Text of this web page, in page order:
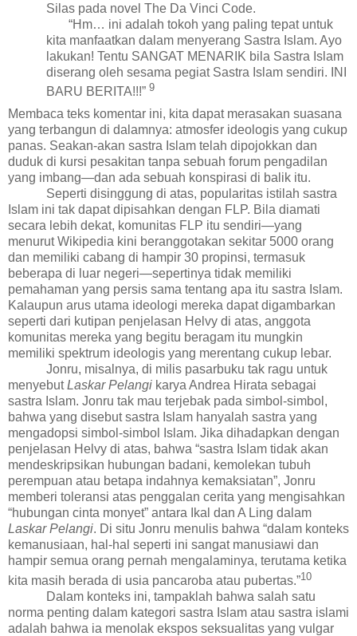
Silas pada novel The Da Vinci Code.
“Hm… ini adalah tokoh yang paling tepat untuk
kita manfaatkan dalam menyerang Sastra Islam. Ayo
lakukan! Tentu SANGAT MENARIK bila Sastra Islam
diserang oleh sesama pegiat Sastra Islam sendiri. INI
BARU BERITA!!!” 9
Membaca teks komentar ini, kita dapat merasakan suasana
yang terbangun di dalamnya: atmosfer ideologis yang cukup
panas. Seakan-akan sastra Islam telah dipojokkan dan
duduk di kursi pesakitan tanpa sebuah forum pengadilan
yang imbang—dan ada sebuah konspirasi di balik itu.
Seperti disinggung di atas, popularitas istilah sastra
Islam ini tak dapat dipisahkan dengan FLP. Bila diamati
secara lebih dekat, komunitas FLP itu sendiri—yang
menurut Wikipedia kini beranggotakan sekitar 5000 orang
dan memiliki cabang di hampir 30 propinsi, termasuk
beberapa di luar negeri—sepertinya tidak memiliki
pemahaman yang persis sama tentang apa itu sastra Islam.
Kalaupun arus utama ideologi mereka dapat digambarkan
seperti dari kutipan penjelasan Helvy di atas, anggota
komunitas mereka yang begitu beragam itu mungkin
memiliki spektrum ideologis yang merentang cukup lebar.
Jonru, misalnya, di milis pasarbuku tak ragu untuk
menyebutLaskar Pelangi karya Andrea Hirata sebagai
sastra Islam. Jonru tak mau terjebak pada simbol-simbol,
bahwa yang disebut sastra Islam hanyalah sastra yang
mengadopsi simbol-simbol Islam. Jika dihadapkan dengan
penjelasan Helvy di atas, bahwa “sastra Islam tidak akan
mendeskripsikan hubungan badani, kemolekan tubuh
perempuan atau betapa indahnya kemaksiatan”, Jonru
memberi toleransi atas penggalan cerita yang mengisahkan
“hubungan cinta monyet” antara
Ikal dan A Ling dalam
Laskar Pelangi. Di situ Jonru menulis bahwa “dalam konteks
kemanusiaan, hal-hal seperti ini sangat manusiawi dan
hampir semua orang pernah mengalaminya, terutama ketika
kita masih berada di usia pancaroba atau pubertas.”10
Dalam konteks ini, tampaklah bahwa salah satu
norma penting dalam kategori sastra Islam atau sastra islami
adalah bahwa ia menolak ekspos seksualitas yang vulgar